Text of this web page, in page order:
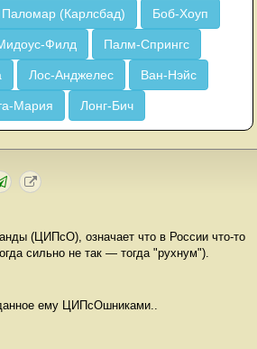
Паломар (Карлсбад) Боб-Хоуп
Филд Палм-Спрингс
Лос-Анджелес Ван-Нэйс
Мария Лонг-Бич
(ЦИПсО), означает что в России что-то
сильно не так — тогда "рухнум").
ему ЦИПсОшниками..